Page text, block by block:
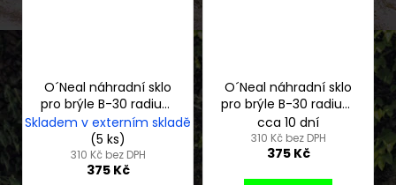
O´Neal náhradní sklo
pro brýle B-30 radium
blue
Skladem v externím skladě
(5 ks)
310 Kč bez DPH
375 Kč
O´Neal náhradní sklo
pro brýle B-30 radium
red
cca 10 dní
310 Kč bez DPH
375 Kč